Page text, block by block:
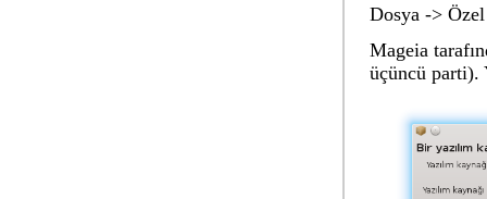
Dosya ->
Mageia
üçüncü parti).